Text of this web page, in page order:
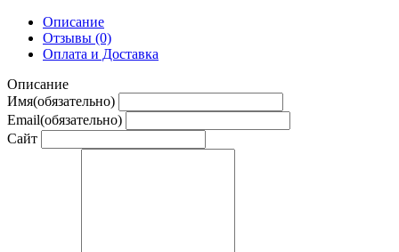
Описание
Отзывы (0)
Оплата и Доставка
Описание
Имя(обязательно)
Email(обязательно)
Сайт